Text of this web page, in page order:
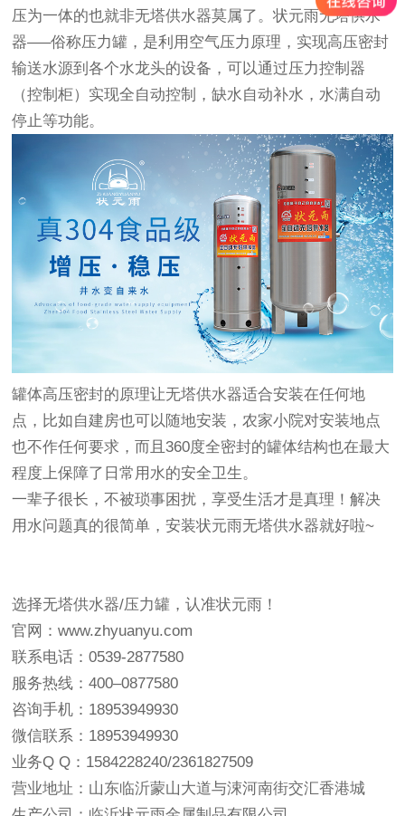
压为一体的也就非无塔供水器莫属了。状元雨无塔供水
器—–俗称压力罐，是利用空气压力原理，实现高压密封
输送水源到各个水龙头的设备，可以通过压力控制器
（控制柜）实现全自动控制，缺水自动补水，水满自动
停止等功能。
罐体高压密封的原理让无塔供水器适合安装在任何地
点，比如自建房也可以随地安装，农家小院对安装地点
也不作任何要求，而且360度全密封的罐体结构也在最大
程度上保障了日常用水的安全卫生。
一辈子很长，不被琐事困扰，享受生活才是真理！解决
用水问题真的很简单，安装状元雨无塔供水器就好啦~
选择无塔供水器/压力罐，认准状元雨！
官网：www.zhyuanyu.com
联系电话：0539-2877580
服务热线：400–0877580
咨询手机：18953949930
微信联系：18953949930
业务Q Q：1584228240/2361827509
营业地址：山东临沂蒙山大道与涑河南街交汇香港城